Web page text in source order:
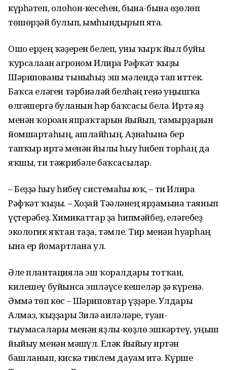
күрһәтеп, олоһон-кесеһен, бына-бына өҙөлөп
төшөрҙәй булып, ымһындырып ята.
Ошо ерҙең ҡәҙерен белеп, уны ҡырҡ йыл буйы
ҡурсалаған агроном Илира Рәфҡәт ҡыҙы
Шәрипованы тынғыһыҙ эш мәлендә тап иттек.
Баҡса еләген тәрбиәләй белһәң генә уңышҡа
өлгәшергә булғанын һәр баҡсасы белә. Иртә яҙ
менән ҡороған япраҡтарын йыйып, тамырҙарын
йомшар­таһың, ашлайһың. Аҙнаһына бер
тапҡыр иртә менән йылы һыу һибеп торһаң да
яҡшы, ти тәжрибәле баҡсасылар.
– Беҙҙә һыу һибеү систе­маһы юҡ, – ти Илира
Рәфҡәт ҡыҙы. – Хоҙай Тәғәләнең ярҙамына таянып
үҫтерә­беҙ. Химикаттар ҙа һипмәйбеҙ, еләге­беҙ
экологик яҡтан таҙа, тәмле. Тир менән һуғарһаң
ғына ер йомартлана ул.
Әле плантацияла эш ҡоралдары тотҡан,
килешеү буйынса эшләүсе кешеләр ҙә күренә.
Әммә төп көс – Шәриповтар үҙҙәре. Улдары
Алмаз, ҡыҙҙары Зилә ғаиләләре, туған-
тыумасалары менән яҙлы-көҙлө эш­кәртеү, уңыш
йыйыу менән мәшғүл. Еләк йыйыу иртән
башланып, кискә тиклем дауам итә. Күрше